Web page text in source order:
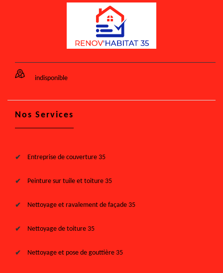
indisponible
Nos Services
Entreprise de couverture 35
Peinture sur tuile et toiture 35
Nettoyage et ravalement de façade 35
Nettoyage de toiture 35
Nettoyage et pose de gouttière 35